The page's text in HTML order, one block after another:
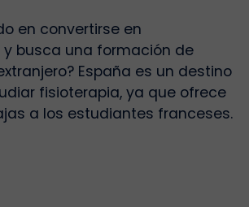
en convertirse en
busca una formación de
España es un destino
fisioterapia, ya que ofrece
a los estudiantes franceses.